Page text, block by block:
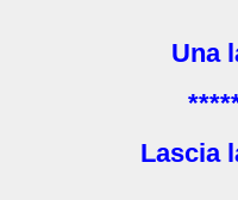
Una
Lascia